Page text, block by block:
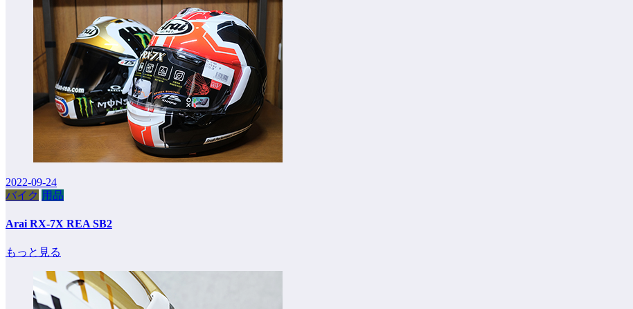
2022-09-24
バイク 用品
Arai RX-7X REA SB2
もっと見る